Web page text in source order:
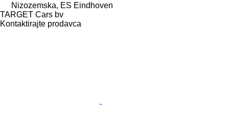
Nizozemska, ES Eindhoven
TARGET Cars bv
Kontaktirajte prodavca